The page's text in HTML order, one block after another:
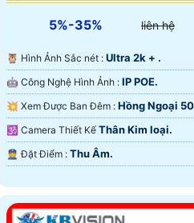
5%-35% liên hệ
🦉 Hình Ảnh Sắc nét : Ultra 2k + .
🤖️ Công Nghệ Hình Ảnh : IP POE.
💥 Xem Được Ban Đêm : Hồng Ngoại
Hồng Ngoại Smart IR.
🕉️ Camera Thiết Kế Thân Kim loại.
️👮 Đặt Điểm : Thu Âm.